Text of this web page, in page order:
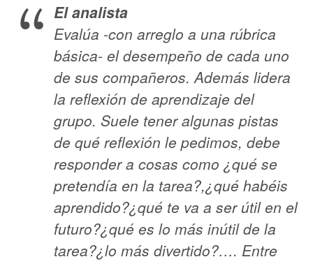
El analista
Evalúa -con arreglo a una rúbrica
básica- el desempeño de cada uno
de sus compañeros. Además lidera
la reflexión de aprendizaje del
grupo. Suele tener algunas pistas
de qué reflexión le pedimos, debe
responder a cosas como ¿qué se
pretendía en la tarea?,¿qué habéis
aprendido?¿qué te va a ser útil en el
futuro?¿qué es lo más inútil de la
tarea?¿lo más divertido?…. Entre